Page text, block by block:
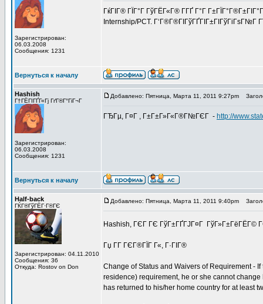
Зарегистрирован:
06.03.2008
Сообщения: 1231
ГќГІГ® ГЇГ°Г ГўГЁГ«Г® Г­ГҐ Г°Г
Internship/PCT. Г‘Г®Г®ГІГўГҐГІГ±ГІГўГіГѕГ№Г
Вернуться к началу
Hashish
Г†ГЁГІГҐГ«Гј ГґГ®Г°ГіГ¬Г
Зарегистрирован:
06.03.2008
Сообщения: 1231
Добавлено: Пятница, Марта 11, 2011 9:27pm
ГЂГµ, Г¤Г , Г±Г±Г»Г«Г®Г№ГЄГ - http://
Вернуться к началу
Half-back
ГЌГ®ГўГЁГ·Г®ГЄ
Зарегистрирован: 04.11.2010
Сообщения: 36
Откуда: Rostov on Don
Добавлено: Пятница, Марта 11, 2011 9:40pm
Hashish, ГЄГ ГЄ ГўГ±ГҐГЈГ¤Г ГўГ»Г±ГёГЁГ©
Гџ Г­Г ГЄГ®ГЇГ Г«, Г·ГІГ®
Change of Status and Waivers of Requirement -
residence) requirement, he or she cannot
has returned to his/her home country for at least